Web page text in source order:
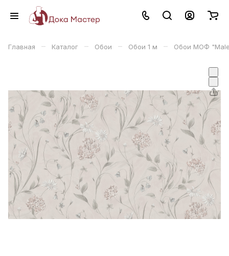
Главная – Каталог – Обои – Обои 1 м – Обои МОФ